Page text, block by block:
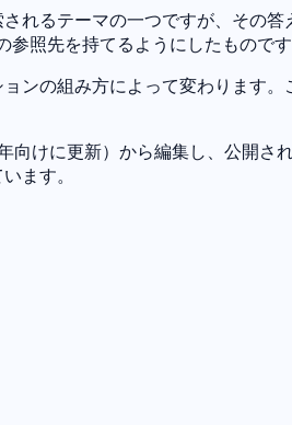
れるテーマの一つですが、その
照先を持てるようにしたものです
ンの組み方によって変わります
けに更新）から編集し、公開さ
ます。